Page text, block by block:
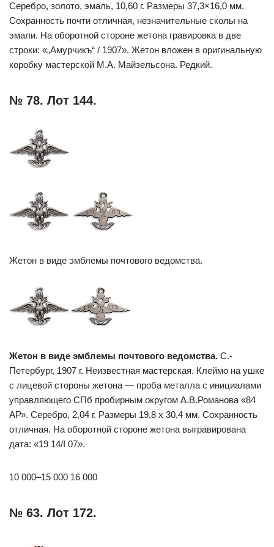
Серебро, золото, эмаль, 10,60 г. Размеры 37,3×16,0 мм.
Сохранность почти отличная, незначительные сколы на
эмали. На оборотной стороне жетона гравировка в две
строки: «„Амурчикъ“ / 1907». Жетон вложен в оригинальную
коробку мастерской М.А. Майзельсона. Редкий.
№ 78. Лот 144.
Жетон в виде эмблемы почтового ведомства.
Жетон в виде эмблемы почтового ведомства. С.-
Петербург, 1907 г. Неизвестная мастерская. Клеймо на ушке
с лицевой стороны жетона — проба металла с инициалами
управляющего СПб пробирным округом А.В.Романова «84
АР». Серебро, 2,04 г. Размеры 19,8 х 30,4 мм. Сохранность
отличная. На оборотной стороне жетона выгравирована
дата: «19 14/I 07».
10 000–15 000 16 000
№ 63. Лот 172.